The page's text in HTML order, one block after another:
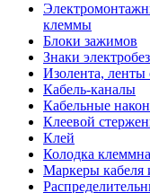
клеммы
Блоки зажимов
Знаки
Изолента, ленты
Кабель-каналы
Кабельные
Клеевой
Клей
Колодка
Маркеры кабеля